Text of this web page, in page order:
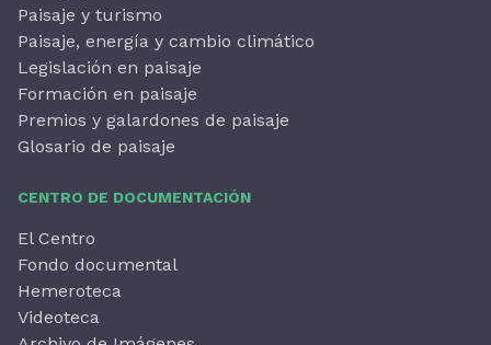
Paisaje y turismo
Paisaje, energía y cambio climático
Legislación en paisaje
Formación en paisaje
Premios y galardones de paisaje
Glosario de paisaje
CENTRO DE DOCUMENTACIÓN
El Centro
Fondo documental
Hemeroteca
Videoteca